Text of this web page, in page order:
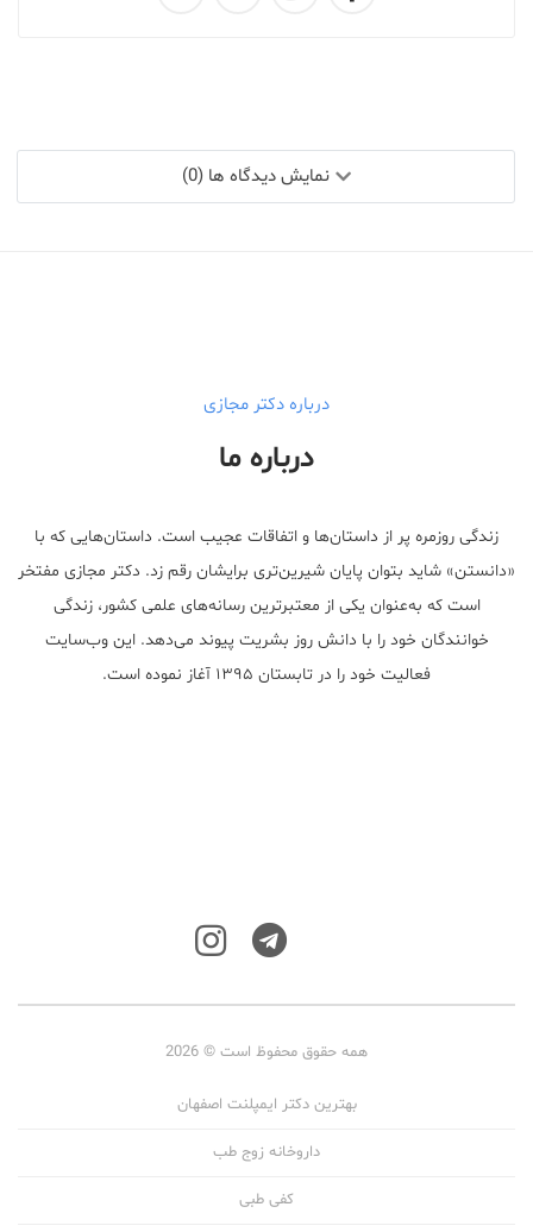
نمایش دیدگاه ها (0)
درباره دکتر مجازی
درباره ما
زندگی روزمره پر از داستان‌ها و اتفاقات عجیب است. داستان‌هایی که با
«دانستن» شاید بتوان پایان شیرین‌تری برایشان رقم زد. دکتر مجازی مفتخر
است که به‌عنوان یکی از معتبر‌ترین رسانه‌های علمی کشور، زندگی
خوانندگان خود را با دانش روز بشریت پیوند می‌دهد. این وب‌سایت
فعالیت خود را در تابستان ۱۳۹۵ آغاز نموده است.
همه حقوق محفوظ است © 2026
بهترین دکتر ایمپلنت اصفهان
داروخانه زوج طب
کفی طبی